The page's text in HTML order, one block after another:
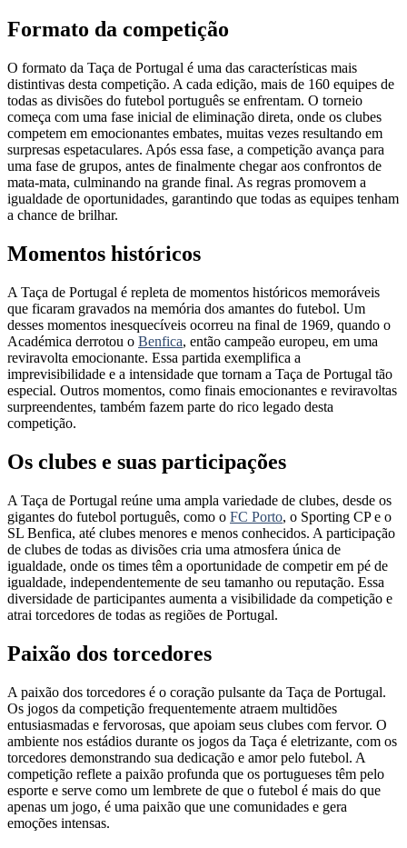
Formato da competição
O formato da Taça de Portugal é uma das características mais
distintivas desta competição. A cada edição, mais de 160 equipes de
todas as divisões do futebol português se enfrentam. O torneio
começa com uma fase inicial de eliminação direta, onde os clubes
competem em emocionantes embates, muitas vezes resultando em
surpresas espetaculares. Após essa fase, a competição avança para
uma fase de grupos, antes de finalmente chegar aos confrontos de
mata-mata, culminando na grande final. As regras promovem a
igualdade de oportunidades, garantindo que todas as equipes tenham
a chance de brilhar.
Momentos históricos
A Taça de Portugal é repleta de momentos históricos memoráveis
que ficaram gravados na memória dos amantes do futebol. Um
desses momentos inesquecíveis ocorreu na final de 1969, quando o
Académica derrotou o Benfica, então campeão europeu, em uma
reviravolta emocionante. Essa partida exemplifica a
imprevisibilidade e a intensidade que tornam a Taça de Portugal tão
especial. Outros momentos, como finais emocionantes e reviravoltas
surpreendentes, também fazem parte do rico legado desta
competição.
Os clubes e suas participações
A Taça de Portugal reúne uma ampla variedade de clubes, desde os
gigantes do futebol português, como o FC Porto, o Sporting CP e o
SL Benfica, até clubes menores e menos conhecidos. A participação
de clubes de todas as divisões cria uma atmosfera única de
igualdade, onde os times têm a oportunidade de competir em pé de
igualdade, independentemente de seu tamanho ou reputação. Essa
diversidade de participantes aumenta a visibilidade da competição e
atrai torcedores de todas as regiões de Portugal.
Paixão dos torcedores
A paixão dos torcedores é o coração pulsante da Taça de Portugal.
Os jogos da competição frequentemente atraem multidões
entusiasmadas e fervorosas, que apoiam seus clubes com fervor. O
ambiente nos estádios durante os jogos da Taça é eletrizante, com os
torcedores demonstrando sua dedicação e amor pelo futebol. A
competição reflete a paixão profunda que os portugueses têm pelo
esporte e serve como um lembrete de que o futebol é mais do que
apenas um jogo, é uma paixão que une comunidades e gera
emoções intensas.